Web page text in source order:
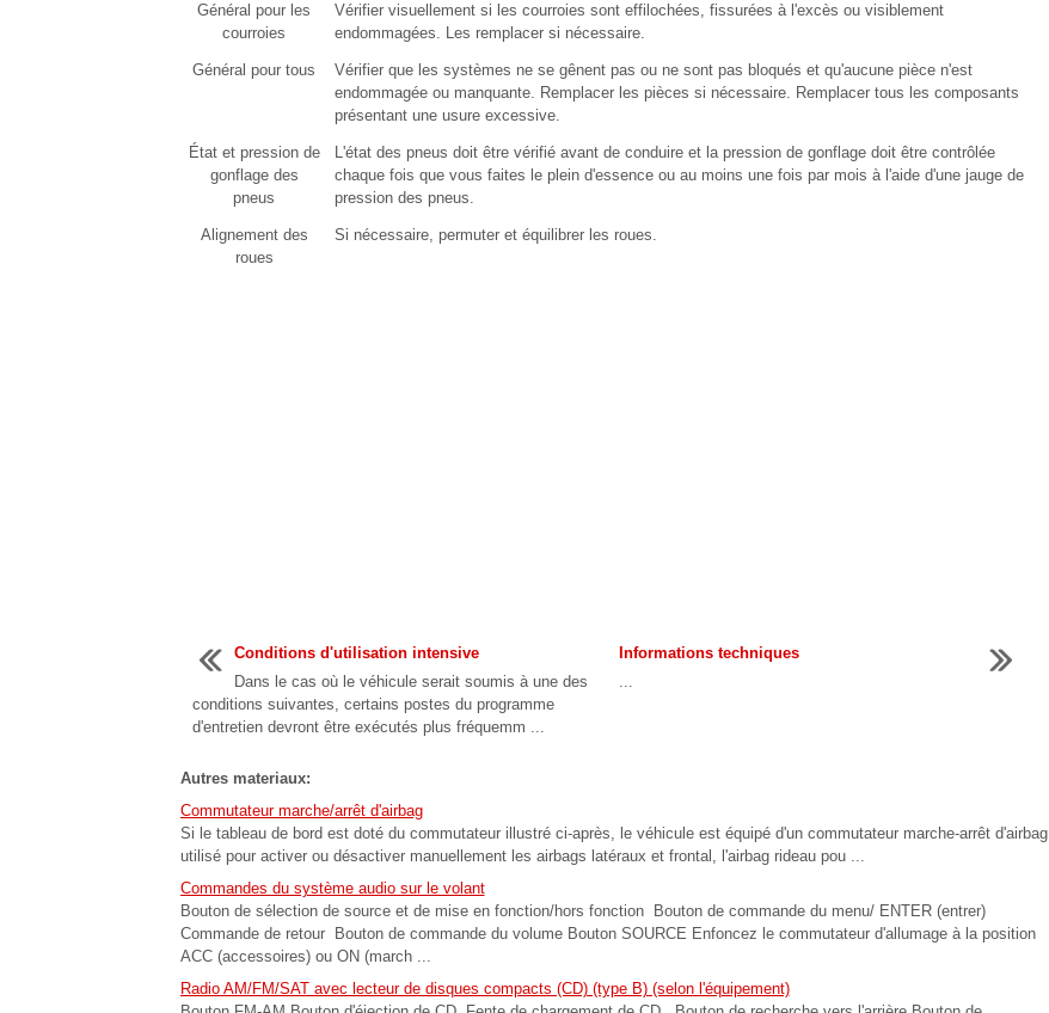
Général pour les
courroies
Vérifier visuellement si les courroies sont effilochées, fissurées à l'excès ou visiblement
endommagées. Les remplacer si nécessaire.
Général pour tous
Vérifier que les systèmes ne se gênent pas ou ne sont pas bloqués et qu'aucune pièce n'est
endommagée ou manquante. Remplacer les pièces si nécessaire. Remplacer tous les composants
présentant une usure excessive.
État et pression de
gonflage des
pneus
L'état des pneus doit être vérifié avant de conduire et la pression de gonflage doit être contrôlée
chaque fois que vous faites le plein d'essence ou au moins une fois par mois à l'aide d'une jauge de
pression des pneus.
Alignement des
roues
Si nécessaire, permuter et équilibrer les roues.
Conditions d'utilisation intensive
Dans le cas où le véhicule serait soumis à une des
conditions suivantes, certains postes du programme
d'entretien devront être exécutés plus fréquemm ...
Informations techniques
Autres materiaux:
Commutateur marche/arrêt d'airbag
Si le tableau de bord est doté du commutateur illustré ci-après, le véhicule est équipé d'un commutateur marche-arrêt d'airbag
utilisé pour activer ou désactiver manuellement les airbags latéraux et frontal, l'airbag rideau pou ...
Commandes du système audio sur le volant
Bouton de sélection de source et de mise en fonction/hors fonction Bouton de commande du menu/ ENTER (entrer)
Commande de retour Bouton de commande du volume Bouton SOURCE Enfoncez le commutateur d'allumage à la position
ACC (accessoires) ou ON (march ...
Radio AM/FM/SAT avec lecteur de disques compacts (CD) (type B) (selon l'équipement)